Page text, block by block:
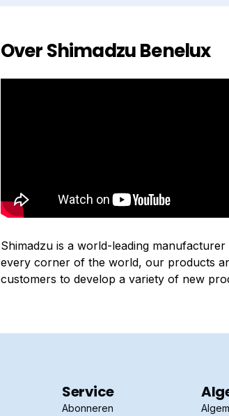
Over Shimadzu Benelux
Shimadzu is a world-leading
every corner of the world, our products
customers to develop a variety of new
Service
Abonneren